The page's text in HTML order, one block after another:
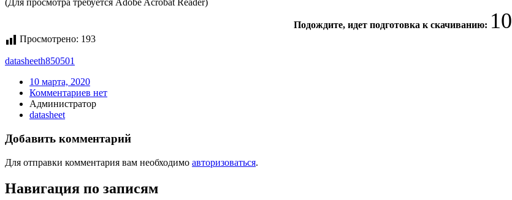
(Для просмотра требуется Adobe Acrobat Reader)
Подождите, идет подготовка к скачиванию: 10
Просмотрено: 193
datasheeth850501
10 марта, 2020
Комментариев нет
Администратор
datasheet
Добавить комментарий
Для отправки комментария вам необходимо авторизоваться.
Навигация по записям